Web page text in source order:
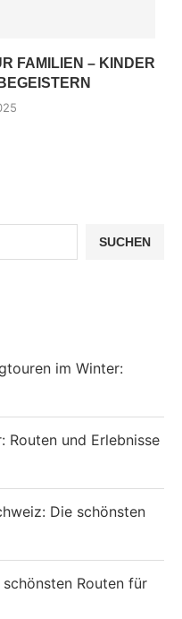
FAMILIEN – KINDER
SUCHEN
im Winter:
Routen und Erlebnisse
Die schönsten
Routen für